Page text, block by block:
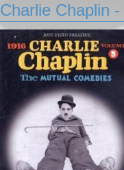
Charlie Chaplin